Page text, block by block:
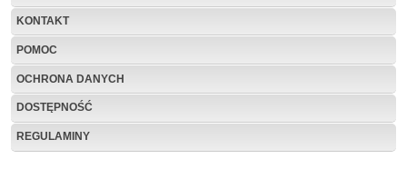
KONTAKT
POMOC
OCHRONA DANYCH
DOSTĘPNOŚĆ
REGULAMINY